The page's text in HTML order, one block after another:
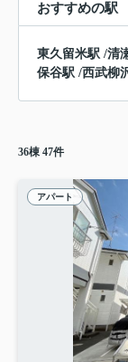
おすすめの駅
東久留米駅 /清
保谷駅 /西武柳
36棟 47件
アパート